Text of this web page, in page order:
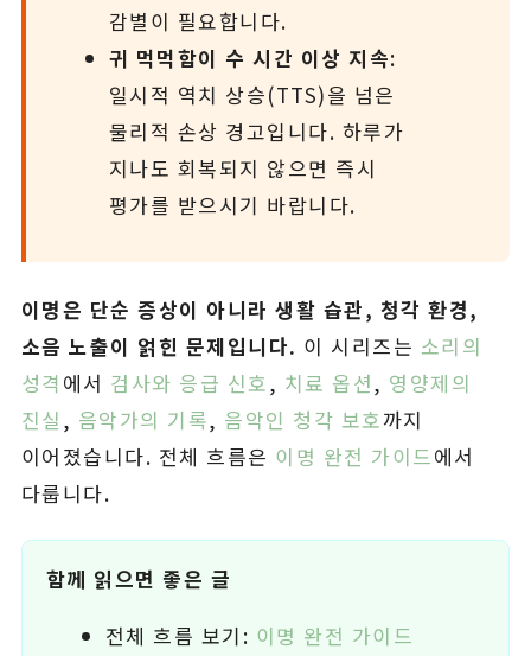
감별이 필요합니다.
귀 먹먹함이 수 시간 이상 지속:
일시적 역치 상승(TTS)을 넘은
물리적 손상 경고입니다. 하루가
지나도 회복되지 않으면 즉시
평가를 받으시기 바랍니다.
이명은 단순 증상이 아니라 생활 습관, 청각 환경,
소음 노출이 얽힌 문제입니다. 이 시리즈는 소리의
성격 에서 검사와 응급 신호, 치료 옵션, 영양제의
진실 , 음악가의 기록, 음악인 청각 보호까지
이어졌습니다. 전체 흐름은 이명 완전 가이드에서
다룹니다.
함께 읽으면 좋은 글
전체 흐름 보기: 이명 완전 가이드